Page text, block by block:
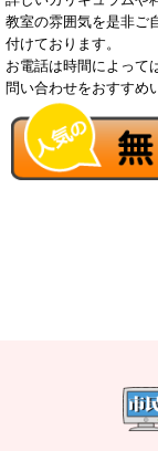
教室の雰囲気を是非ご
付けております。
お電話は時間によって
問い合わせをおすすめ